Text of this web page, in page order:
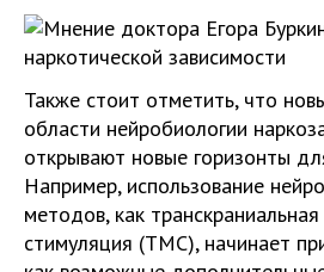
Также стоит отметить, что
области нейробиологии
открывают новые горизонты
Например, использование
методов, как
стимуляция (ТМС), начинает